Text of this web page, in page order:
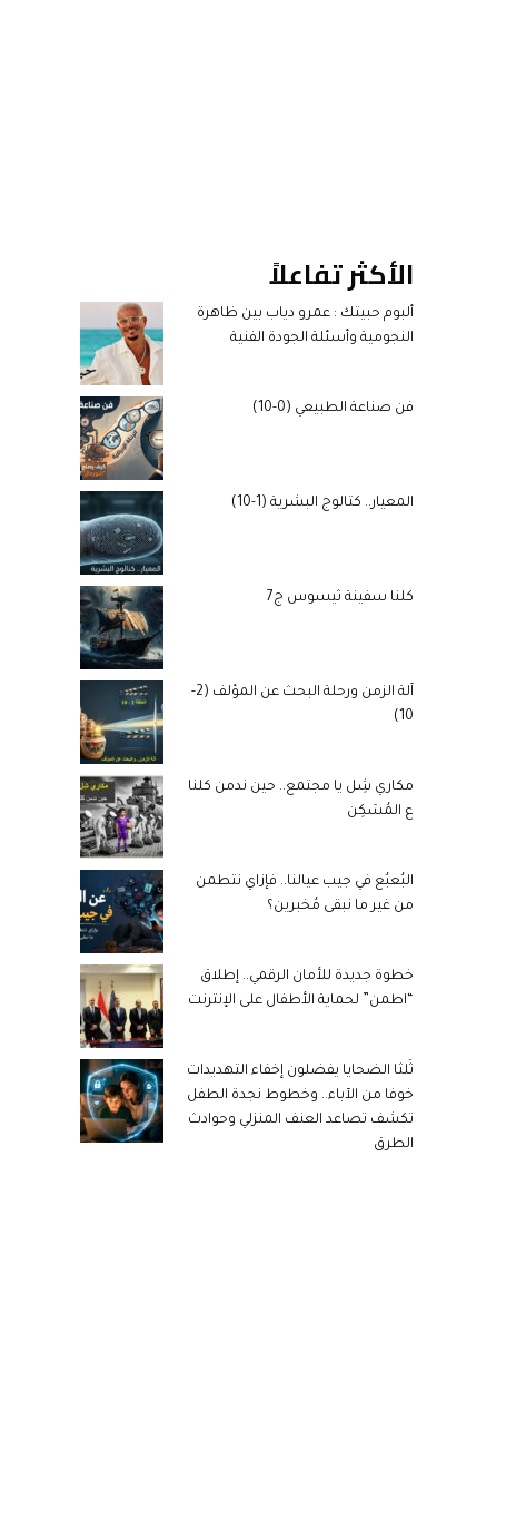
الأكثر تفاعلاً
ألبوم حبيتك : عمرو دياب بين ظاهرة
النجومية وأسئلة الجودة الفنية
فن صناعة الطبيعي (0-10)
المعيار.. كتالوج البشرية (1-10)
كلنا سفينة ثيسوس ج7
آلة الزمن ورحلة البحث عن المؤلف (2-
10)
مكاري شِل يا مجتمع.. حين ندمن كلنا
ع المُسَكِن
البُعبُع في جيب عيالنا.. فإزاي نتطمن
من غير ما نبقى مُخبرين؟
خطوة جديدة للأمان الرقمي.. إطلاق
“اطمن” لحماية الأطفال على الإنترنت
ثُلثا الضحايا يفضلون إخفاء التهديدات
خوفا من الآباء.. وخطوط نجدة الطفل
تكشف تصاعد العنف المنزلي وحوادث
الطرق